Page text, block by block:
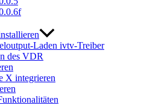
Laden ivtv-Treiber
des VDR
X integrieren